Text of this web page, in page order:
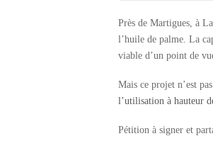
Près de Martigues, à
l’huile de palme. La
viable d’un point de
Mais ce projet n’est
l’utilisation à hauteur
Pétition à signer et